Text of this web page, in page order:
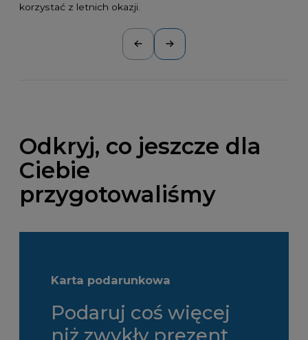
korzystać z letnich okazji.
Odkryj, co jeszcze dla
Ciebie
przygotowaliśmy
Karta podarunkowa
Podaruj coś więcej
niż zwykły prezent